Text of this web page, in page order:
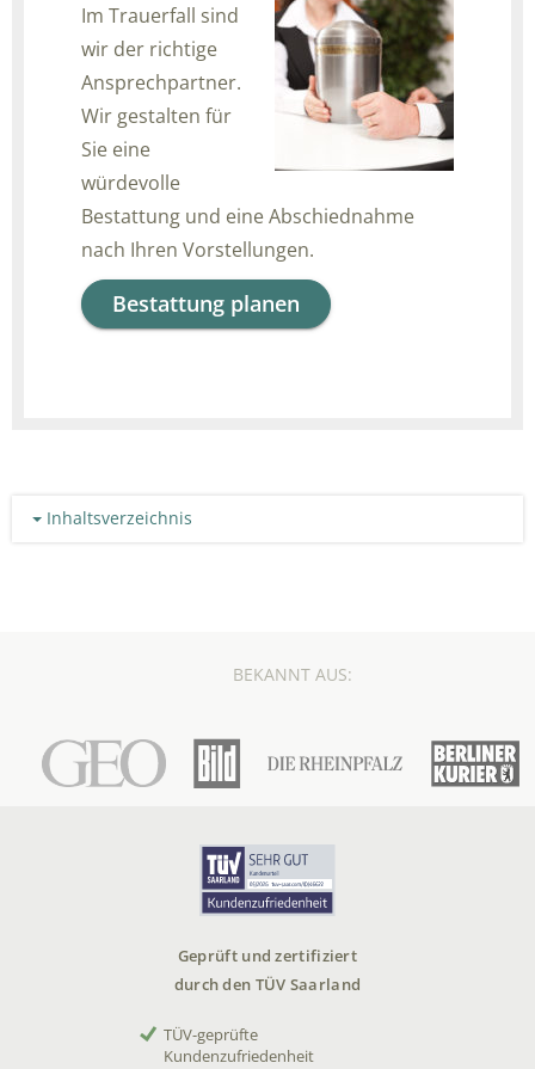
Im Trauerfall sind
wir der richtige
Ansprechpartner.
Wir gestalten für
Sie eine
würdevolle
Bestattung und eine Abschiednahme
nach Ihren Vorstellungen.
Bestattung planen
Inhaltsverzeichnis
BEKANNT AUS:
Geprüft und zertifiziert
durch den TÜV Saarland
TÜV-geprüfte
Kundenzufriedenheit